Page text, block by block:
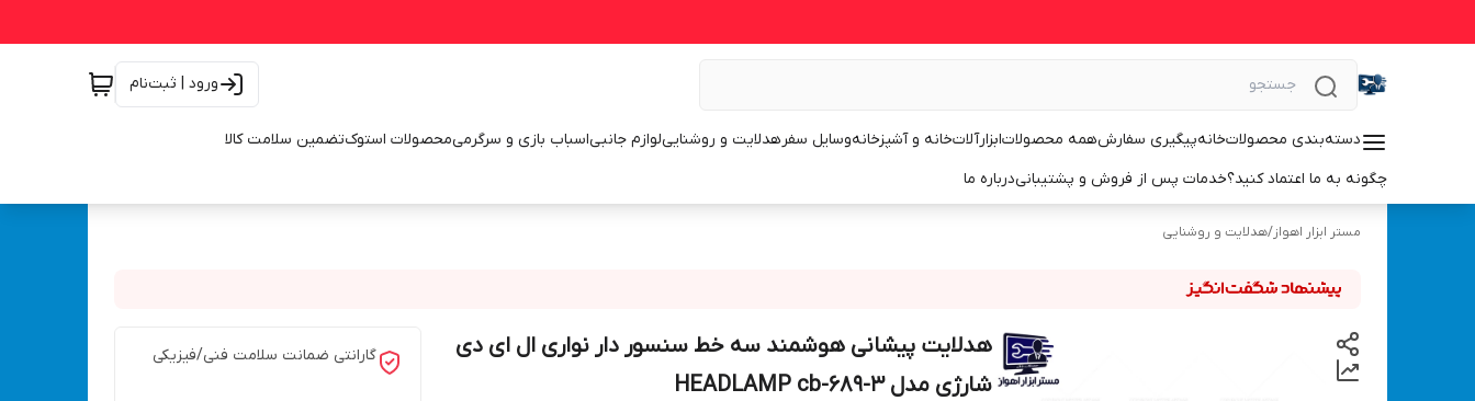
ورود | ثبت‌نام
دسته‌بندی محصولاتخانهپیگیری سفارشهمه محصولاتابزارآلاتخانه و آشپزخانهوسایل سفرهدلایت و روشناییلوازم جانبیاسباب بازی و سرگرمیمحصولات استوکتضمین سلامت کالا
چگونه به ما اعتماد کنید؟خدمات پس از فروش و پشتیبانیدرباره ما
مستر ابزار اهواز/هدلایت و روشنایی
هدلایت پیشانی هوشمند سه خط سنسور دار نواری ال ای دی
شارژی مدل HEADLAMP cb-689-3
گارانتی ضمانت سلامت فنی/فیزیکی